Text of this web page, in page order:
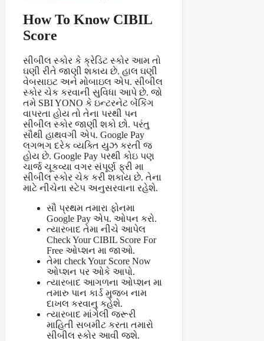
How To Know CIBIL
Score
સીબીલ સ્કોર કે ક્રેડિટ સ્કોર આમ તો
ઘણી રીતે જાણી શકાય છે. હાલ ઘણી
વેબસાઇટ અને મોબાઇલ એપ. સીબીલ
સ્કોર ચેક કરવાની સુવિધા આપે છે. જો
તમે SBI YONO કે ઇન્ટરનેટ બેંકિંગ
વાપરતા હોય તો તેના પરથી પન
સીબીલ સ્કોર જાણી શકો છો. પરંતુ
સૌથી હાથવગી એપ. Google Pay
લગભગ દરેક વ્યક્તિ યુઝ કરતી જ
હોય છે. Google Pay પરથી કોઇ પણ
ચાર્જ ચૂકવ્યા વગર સંપૂર્ણ ફ્રી મા
સીબીલ સ્કોર ચેક કરી શકાય છે. તેના
માટે નીચેના સ્ટેપ અનુસરવાના રહેશે.
સૌ પ્રથમ તમારા ફોનમા
Google Pay એપ. ઓપન કરો.
ત્યારબાદ તેમા નીચે આપેલ
Check Your CIBIL Score For
Free ઓપ્શન મા જાઓ.
તેમા check Your Score Now
ઓપ્શન પર ઓકે આપો.
ત્યારબાદ આગળના ઓપ્શન મા
તમારુ પાન કાર્ડ મુજબ નામ
દાખલ કરવાનુ કહેશે.
ત્યારબાદ માંગેલી જરૂરી
માહિતી સબમીટ કરતા તમારો
સીબીલ સ્કોર આવી જશે.